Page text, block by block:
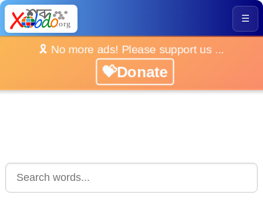
☰
🎗️ No more ads! Please support us ...
💝Donate